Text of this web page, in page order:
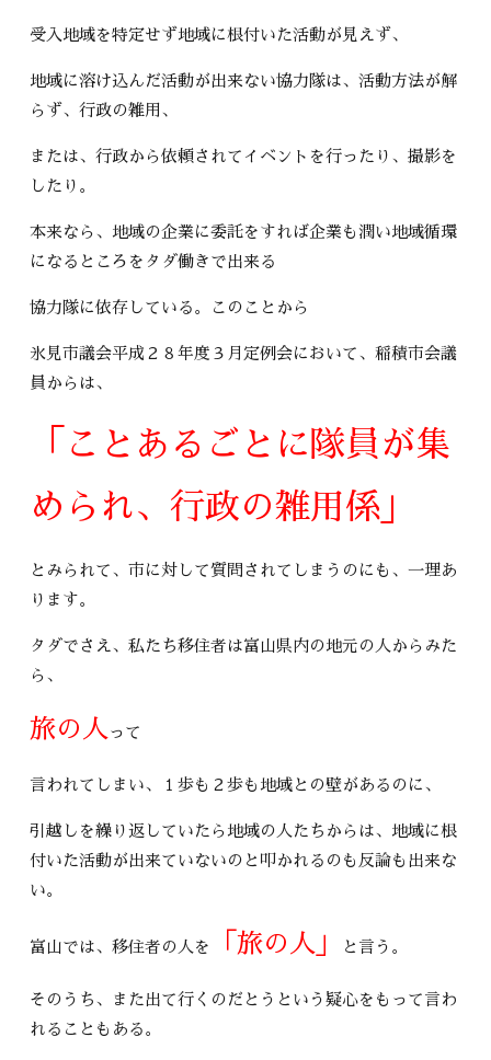
受入地域を特定せず地域に根付いた活動が見えず、
地域に溶け込んだ活動が出来ない協力隊は、活動方法が解
らず、行政の雑用、
または、行政から依頼されてイベントを行ったり、撮影を
したり。
本来なら、地域の企業に委託をすれば企業も潤い地域循環
になるところをタダ働きで出来る
協力隊に依存している。このことから
氷見市議会平成２８年度３月定例会において、稲積市会議
員からは、
「ことあるごとに隊員が集
められ、行政の雑用係」
とみられて、市に対して質問されてしまうのにも、一理あ
ります。
タダでさえ、私たち移住者は富山県内の地元の人からみた
ら、
旅の人 って
言われてしまい、１歩も２歩も地域との壁があるのに、
引越しを繰り返していたら地域の人たちからは、地域に根
付いた活動が出来ていないのと叩かれるのも反論も出来な
い。
富山では、移住者の人を 「旅の人」 と言う。
そのうち、また出て行くのだとうという疑心をもって言わ
れることもある。